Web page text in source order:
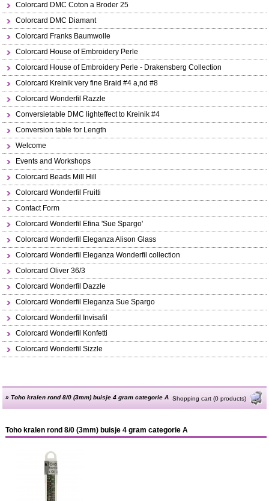
Colorcard DMC Coton a Broder 25
Colorcard DMC Diamant
Colorcard Franks Baumwolle
Colorcard House of Embroidery Perle
Colorcard House of Embroidery Perle - Drakensberg Collection
Colorcard Kreinik very fine Braid #4 a,nd #8
Colorcard Wonderfil Razzle
Conversietable DMC lighteffect to Kreinik #4
Conversion table for Length
Welcome
Events and Workshops
Colorcard Beads Mill Hill
Colorcard Wonderfil Fruitti
Contact Form
Colorcard Wonderfil Efina 'Sue Spargo'
Colorcard Wonderfil Eleganza Alison Glass
Colorcard Wonderfil Eleganza Wonderfil collection
Colorcard Oliver 36/3
Colorcard Wonderfil Dazzle
Colorcard Wonderfil Eleganza Sue Spargo
Colorcard Wonderfil Invisafil
Colorcard Wonderfil Konfetti
Colorcard Wonderfil Sizzle
»Toho kralen rond 8/0 (3mm) buisje 4 gram categorie A Shopping cart (0 products)
Toho kralen rond 8/0 (3mm) buisje 4 gram categorie A